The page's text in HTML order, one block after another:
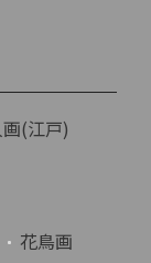
(江戸)
花鳥画